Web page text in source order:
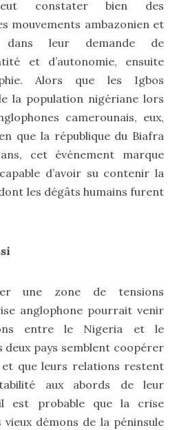
constater bien des
mouvements ambazonien et
leur demande de
et d’autonomie, ensuite
Alors que les Igbos
la population nigériane lors
camerounais, eux,
que la république du Biafra
cet événement marque
d’avoir su contenir la
les dégâts humains furent
une zone de tensions
anglophone pourrait venir
entre le Nigeria et le
deux pays semblent coopérer
et que leurs relations restent
aux abords de leur
est probable que la crise
démons de la péninsule